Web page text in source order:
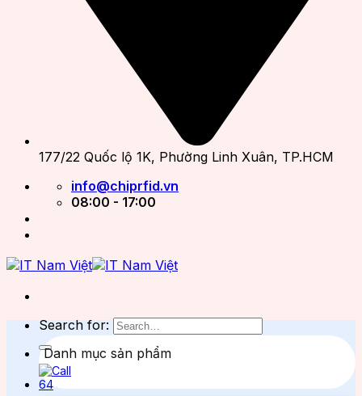
177/22 Quốc lộ 1K, Phường Linh Xuân, TP.HCM
info@chiprfid.vn
08:00 - 17:00
Search for:
Danh mục sản phẩm